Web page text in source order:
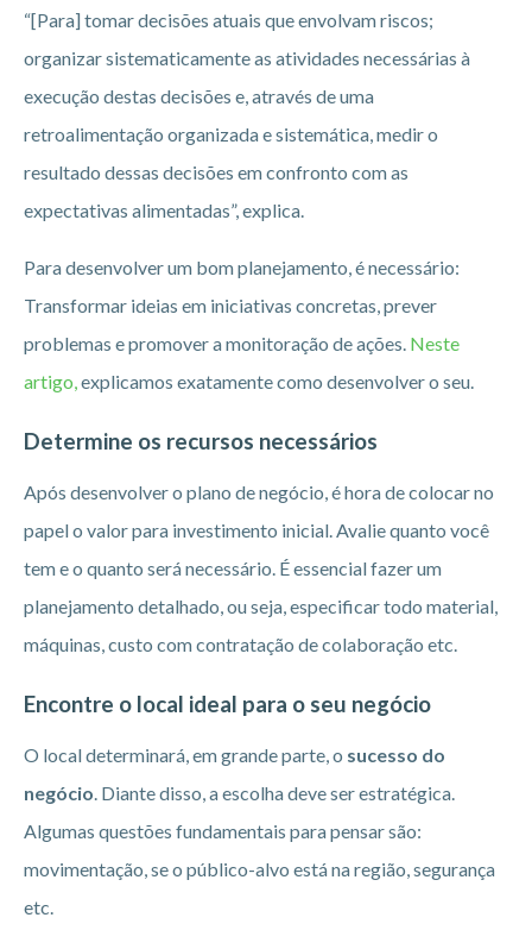
“[Para] tomar decisões atuais que envolvam riscos;
organizar sistematicamente as atividades necessárias à
execução destas decisões e, através de uma
retroalimentação organizada e sistemática, medir o
resultado dessas decisões em confronto com as
expectativas alimentadas”, explica.
Para desenvolver um bom planejamento, é necessário:
Transformar ideias em iniciativas concretas, prever
problemas e promover a monitoração de ações. Neste
artigo,explicamos exatamente como desenvolver o seu.
Determine os recursos necessários
Após desenvolver o plano de negócio, é hora de colocar no
papel o valor para investimento inicial. Avalie quanto você
tem e o quanto será necessário. É essencial fazer um
planejamento detalhado, ou seja, especificar todo material,
máquinas, custo com contratação de colaboração etc.
Encontre o local ideal para o seu negócio
O local determinará, em grande parte, o sucesso do
negócio. Diante disso, a escolha deve ser estratégica.
Algumas questões fundamentais para pensar são:
movimentação, se o público-alvo está na região, segurança
etc.